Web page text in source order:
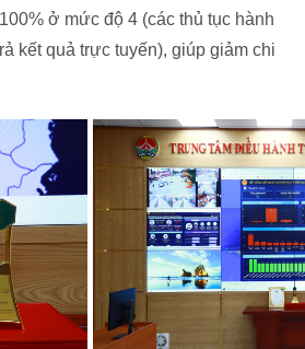
ở mức độ 4 (các thủ tục hành
kết quả trực tuyến), giúp giảm chi